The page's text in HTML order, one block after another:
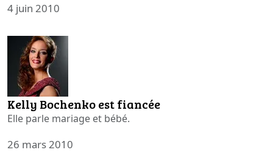
4 juin 2010
Kelly Bochenko est fiancée
Elle parle mariage et bébé.
26 mars 2010